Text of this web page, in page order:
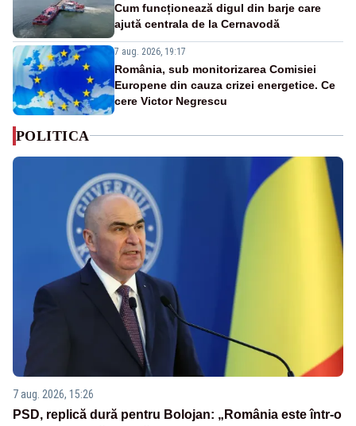
Cum funcționează digul din barje care
ajută centrala de la Cernavodă
7 aug. 2026, 19:17
România, sub monitorizarea Comisiei
Europene din cauza crizei energetice. Ce
cere Victor Negrescu
POLITICA
7 aug. 2026, 15:26
PSD, replică dură pentru Bolojan: „România este într-o